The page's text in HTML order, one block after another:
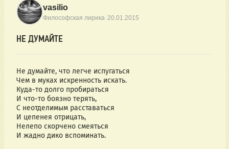
vasilio
Философская лирика·20.01.2015
НЕ ДУМАЙТЕ
Не думайте, что легче испугаться
Чем в муках искренность искать.
Куда-то долго пробираться
И что-то боязно терять,
С неотделимым расставаться
И цепенея отрицать,
Нелепо скорчено смеяться
И жадно дико вспоминать.